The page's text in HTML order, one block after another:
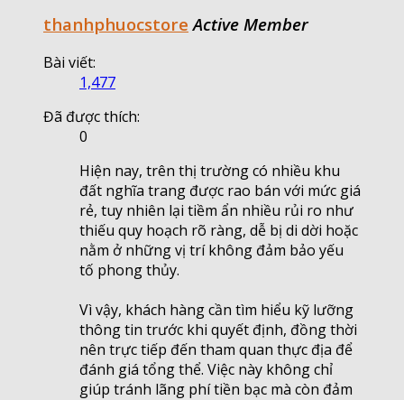
thanhphuocstore Active Member
Bài viết:
1,477
Đã được thích:
0
Hiện nay, trên thị trường có nhiều khu
đất nghĩa trang được rao bán với mức giá
rẻ, tuy nhiên lại tiềm ẩn nhiều rủi ro như
thiếu quy hoạch rõ ràng, dễ bị di dời hoặc
nằm ở những vị trí không đảm bảo yếu
tố phong thủy.
Vì vậy, khách hàng cần tìm hiểu kỹ lưỡng
thông tin trước khi quyết định, đồng thời
nên trực tiếp đến tham quan thực địa để
đánh giá tổng thể. Việc này không chỉ
giúp tránh lãng phí tiền bạc mà còn đảm